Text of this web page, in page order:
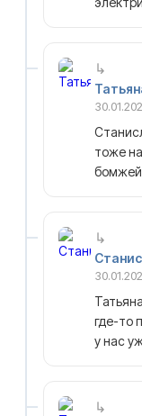
тоже
бомжей
где-то
у нас